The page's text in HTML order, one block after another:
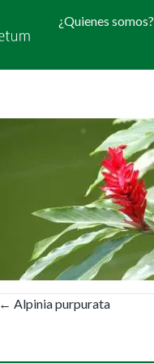
¿Quienes somos?
Posts
← Alpinia purpurata